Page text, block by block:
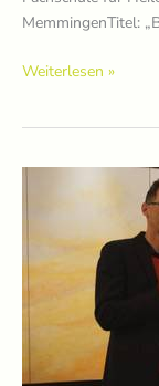
MemmingenTitel:
Preisträger*innen
Weiterlesen »